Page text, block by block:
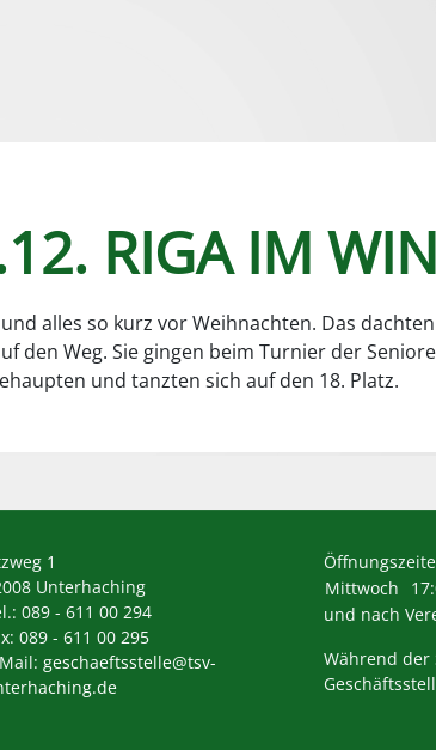
RIGA IM
alles so kurz vor Weihnachten. Das
den Weg. Sie gingen beim Turnier der
und tanzten sich auf den 18. Platz.
1
Unterhaching
089 - 611 00 294
089 - 611 00 295
geschaeftsstelle@tsv-
Mittwoch
und nach
Während